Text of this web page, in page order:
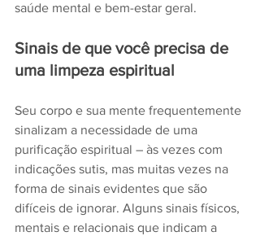
saúde mental e bem-estar geral.
Sinais de que você precisa de
uma limpeza espiritual
Seu corpo e sua mente frequentemente
sinalizam a necessidade de uma
purificação espiritual – às vezes com
indicações sutis, mas muitas vezes na
forma de sinais evidentes que são
difíceis de ignorar. Alguns sinais físicos,
mentais e relacionais que indicam a